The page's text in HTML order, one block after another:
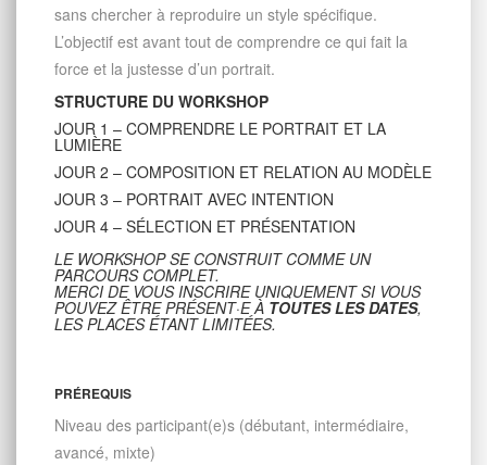
sans chercher à reproduire un style spécifique.
L’objectif est avant tout de comprendre ce qui fait la
force et la justesse d’un portrait.
STRUCTURE DU WORKSHOP
JOUR 1 – COMPRENDRE LE PORTRAIT ET LA
LUMIÈRE
JOUR 2 – COMPOSITION ET RELATION AU MODÈLE
JOUR 3 – PORTRAIT AVEC INTENTION
JOUR 4 – SÉLECTION ET PRÉSENTATION
LE WORKSHOP SE CONSTRUIT COMME UN
PARCOURS COMPLET.
MERCI DE VOUS INSCRIRE UNIQUEMENT SI VOUS
POUVEZ ÊTRE PRÉSENT·E À TOUTES LES DATES,
LES PLACES ÉTANT LIMITÉES.
PRÉREQUIS
Niveau des participant(e)s (débutant, intermédiaire,
avancé, mixte)